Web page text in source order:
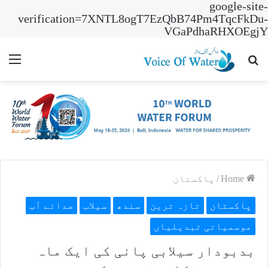
google-site-
verification=7XNTL8ogT7EzQbB74Pm4TqcFkDu-
VGaPdhaRHXOEgjY
Search
/ پاکستان
پاکستان تازہ ترین سندھ سیلاب صدائے آب
موسمیاتی تبدیلیاں
بدبودار سیلابی پانی کی ایک ماہ